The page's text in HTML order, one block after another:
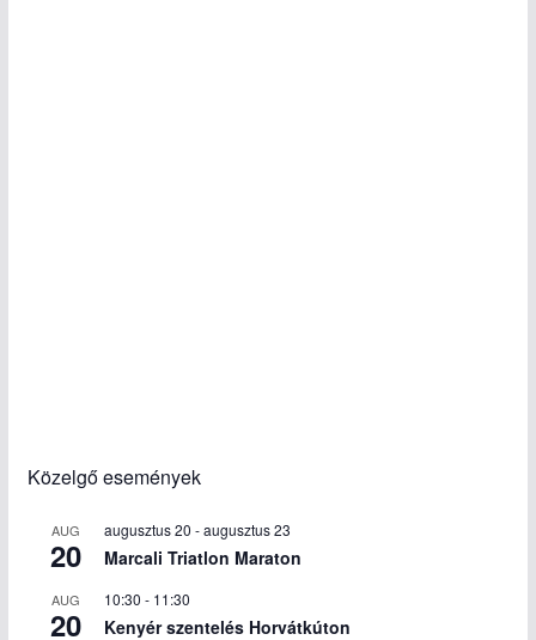
Közelgő események
AUG
20
augusztus 20 -augusztus 23
Marcali Triatlon Maraton
AUG
20
10:30 - 11:30
Kenyér szentelés Horvátkúton